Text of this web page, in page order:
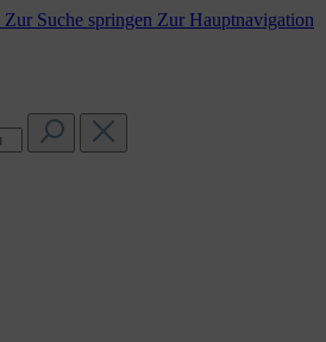
Zur Suche springen Zur Hauptnavigation